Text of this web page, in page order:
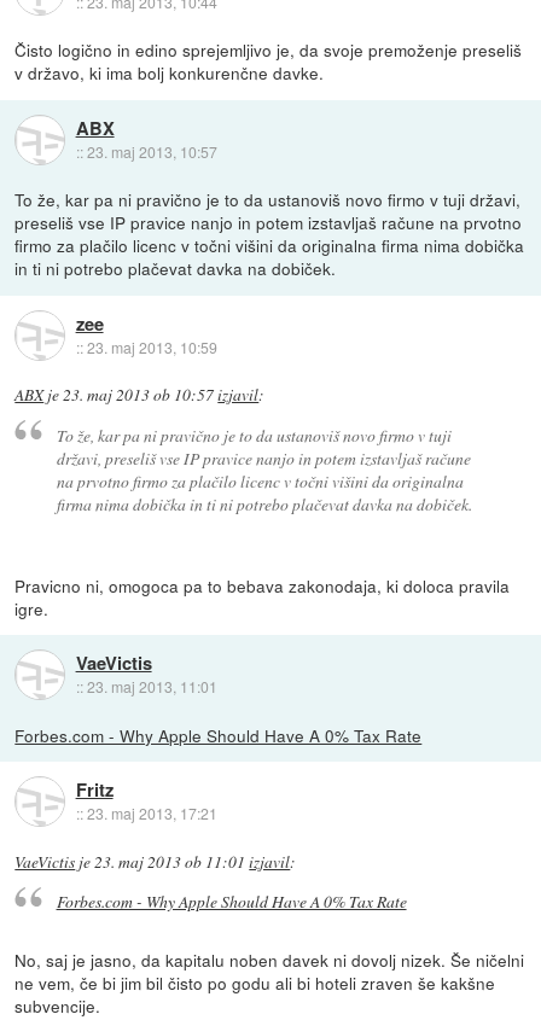
Čisto logično in edino sprejemljivo je, da svoje premoženje preseliš
v državo, ki ima bolj konkurenčne davke.
ABX
::23. maj 2013, 10:57
To že, kar pa ni pravično je to da ustanoviš novo firmo v tuji državi,
preseliš vse IP pravice nanjo in potem izstavljaš račune na prvotno
firmo za plačilo licenc v točni višini da originalna firma nima dobička
in ti ni potrebo plačevat davka na dobiček.
zee
::23. maj 2013, 10:59
ABXje23. maj 2013 ob 10:57izjavil:
To že, kar pa ni pravično je to da ustanoviš novo firmo v tuji
državi, preseliš vse IP pravice nanjo in potem izstavljaš račune
na prvotno firmo za plačilo licenc v točni višini da originalna
firma nima dobička in ti ni potrebo plačevat davka na dobiček.
Pravicno ni, omogoca pa to bebava zakonodaja, ki doloca pravila
igre.
VaeVictis
::23. maj 2013, 11:01
Forbes.com - Why Apple Should Have A 0% Tax Rate
Fritz
::23. maj 2013, 17:21
VaeVictis je23. maj 2013 ob 11:01 izjavil:
Forbes.com - Why Apple Should Have A 0% Tax Rate
No, saj je jasno, da kapitalu noben davek ni dovolj nizek. Še ničelni
ne vem, če bi jim bil čisto po godu ali bi hoteli zraven še kakšne
subvencije.